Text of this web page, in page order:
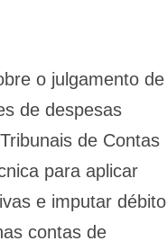
o julgamento de
de despesas
de Contas
para aplicar
e imputar débito
contas de